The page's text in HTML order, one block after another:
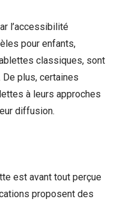
l’accessibilité
pour enfants,
classiques, sont
plus, certaines
à leurs approches
diffusion.
est avant tout perçue
proposent des